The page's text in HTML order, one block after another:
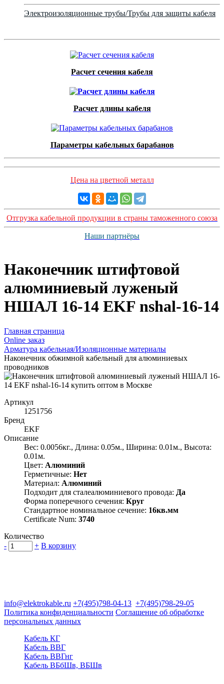
Электроизоляционные трубы/Трубы для защиты кабеля
Расчет сечения кабеля
Расчет длины кабеля
Параметры кабельных барабанов
Цена на цветной металл
Отгрузка кабельной продукции в страны таможенного союза
Наши партнёры
Наконечник штифтовой
алюминиевый луженый
НШАЛ 16-14 EKF nshal-16-14
Главная страница
Оnline заказ
Арматура кабельная/Изоляционные материалы
Наконечник обжимной кабельный для алюминиевых
проводников
Артикул
1251756
Бренд
EKF
Описание
Вес: 0.0056кг., Длина: 0.05м., Ширина: 0.01м., Высота:
0.01м.
Цвет: Алюминий
Герметичные: Нет
Материал: Алюминий
Подходит для сталеалюминиевого провода: Да
Форма поперечного сечения: Круг
Стандартное номинальное сечение: 16кв.мм
Certificate Num: 3740
Количество
-
+ В корзину
info@elektrokable.ru +7(495)798-04-13 +7(495)798-29-05
Политика конфиденциальности Соглашение об обработке
персональных данных
Кабель КГ
Кабель ВВГ
Кабель ВВГнг
Кабель ВБбШв, ВБШв